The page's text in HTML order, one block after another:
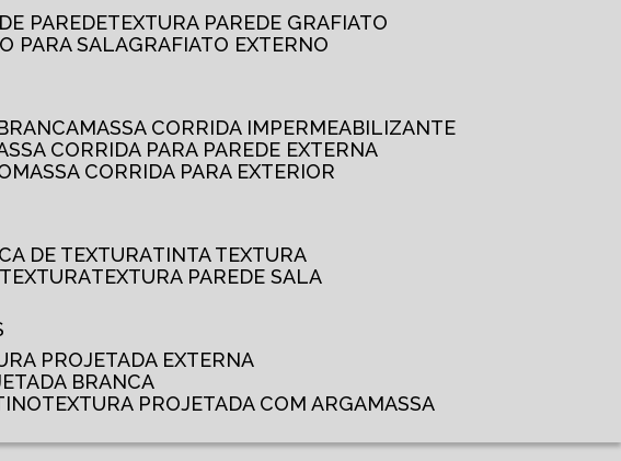
PAREDE
TEXTURA PAREDE GRAFIATO
PARA SALA
GRAFIATO EXTERNO
MASSA CORRIDA IMPERMEABILIZANTE
CORRIDA PARA PAREDE EXTERNA
MASSA CORRIDA PARA EXTERIOR
DE TEXTURA
TINTA TEXTURA
TEXTURA PAREDE SALA
PROJETADA EXTERNA
BRANCA
TEXTURA PROJETADA COM ARGAMASSA